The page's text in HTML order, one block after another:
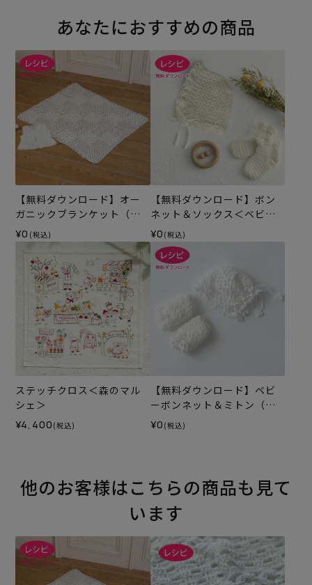
あなたにおすすめの商品
【無料ダウンロード】オー
ガニックブランケット（レ
シピ）
¥0 (税込)
【無料ダウンロード】ボン
ネット＆ソックス＜ベビー
パレット＞（レシピ）
¥0 (税込)
ステッチクロス＜森のマル
シェ＞
¥4,400 (税込)
【無料ダウンロード】ベビ
ーボンネット＆ミトン（レ
シピ）
¥0 (税込)
他のお客様はこちらの商品も見て
います